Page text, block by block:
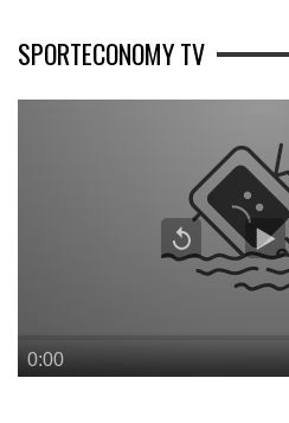
SPORTECONOMY TV